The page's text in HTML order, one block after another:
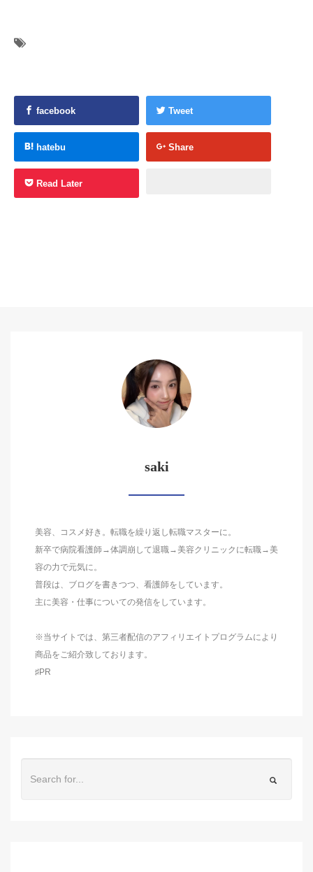
facebook Tweet
hatebu Share
Read Later
saki
美容、コスメ好き。転職を繰り返し転職マスターに。
新卒で病院看護師→体調崩して退職→美容クリニックに転職→美
容の力で元気に。
普段は、ブログを書きつつ、看護師をしています。
主に美容・仕事についての発信をしています。
※当サイトでは、第三者配信のアフィリエイトプログラムにより
商品をご紹介致しております。
♯PR